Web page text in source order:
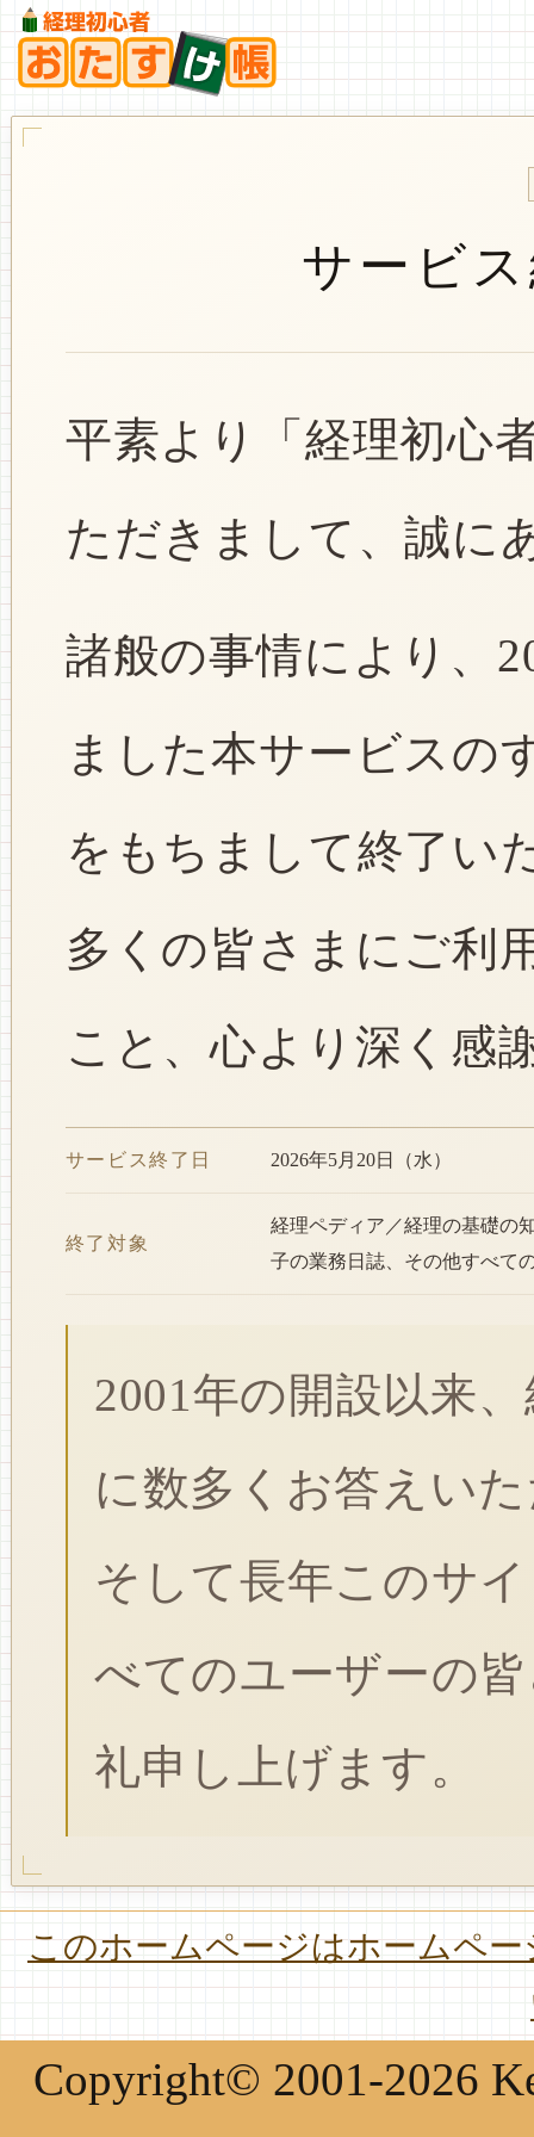
サービ
平素より「経理初心
ただきまして、誠に
諸般の事情により、
ました本サービスの
をもちまして終了い
多くの皆さまにご利
こと、心より深く感
サービス終了日 2026年5月20日（水）
終了対象
経理ペディア／経理の基礎の
子の業務日誌、その他すべて
2001年の開設以来
に数多くお答えい
そして長年このサ
べてのユーザーの
礼申し上げます。
このホームページはホームペ
Copyright© 2001-2026